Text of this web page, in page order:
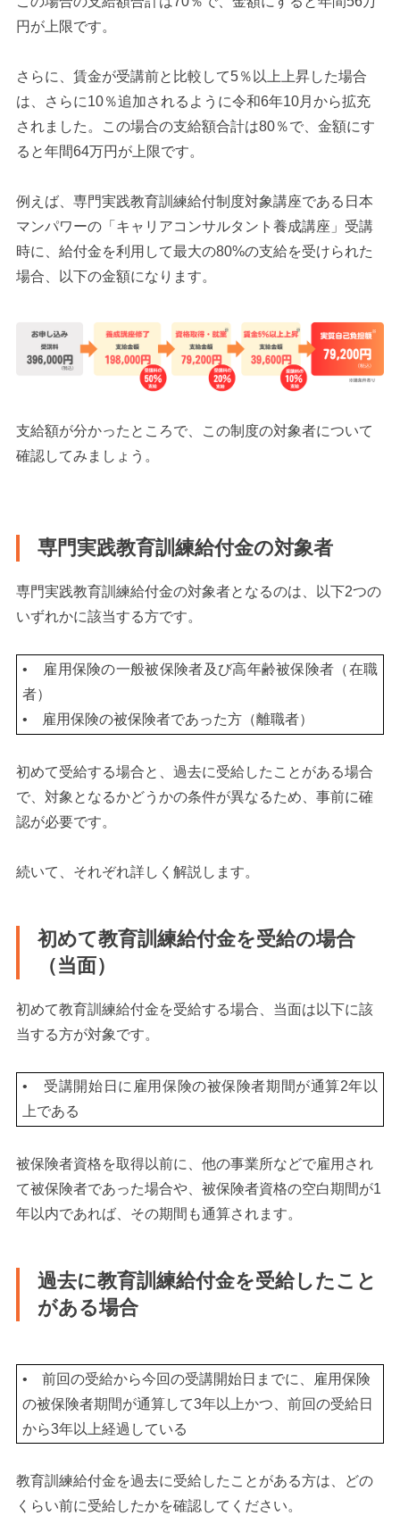
円が上限です。
さらに、賃金が受講前と比較して5％以上上昇した場合
は、さらに10％追加されるように令和6年10月から拡充
されました。この場合の支給額合計は80％で、金額にす
ると年間64万円が上限です。
例えば、専門実践教育訓練給付制度対象講座である日本
マンパワーの「キャリアコンサルタント養成講座」受講
時に、給付金を利用して最大の80%の支給を受けられた
場合、以下の金額になります。
支給額が分かったところで、この制度の対象者について
確認してみましょう。
専門実践教育訓練給付金の対象者
専門実践教育訓練給付金の対象者となるのは、以下2つの
いずれかに該当する方です。
• 雇用保険の一般被保険者及び高年齢被保険者（在職
者）
• 雇用保険の被保険者であった方（離職者）
初めて受給する場合と、過去に受給したことがある場合
で、対象となるかどうかの条件が異なるため、事前に確
認が必要です。
続いて、それぞれ詳しく解説します。
初めて教育訓練給付金を受給の場合
（当面）
初めて教育訓練給付金を受給する場合、 当面は以下に該
当する方が対象です。
• 受講開始日に雇用保険の被保険者期間が通算2年以
上である
被保険者資格を取得以前に、他の事業所などで雇用され
て被保険者であった場合や、被保険者資格の空白期間が1
年以内であれば、その期間も通算されます。
過去に教育訓練給付金を受給したこと
がある場合
•前回の受給から今回の受講開始日までに、雇用保険
の被保険者期間が通算して3年以上かつ、前回の受給日
から3年以上経過している
教育訓練給付金を過去に受給したことがある方は、どの
くらい前に受給したかを確認してください。